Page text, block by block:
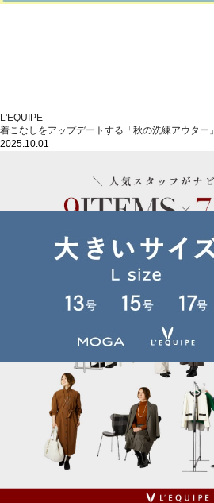
L'EQUIPE
着こなしをアップデートする「秋の洗練アウター」
2025.10.01